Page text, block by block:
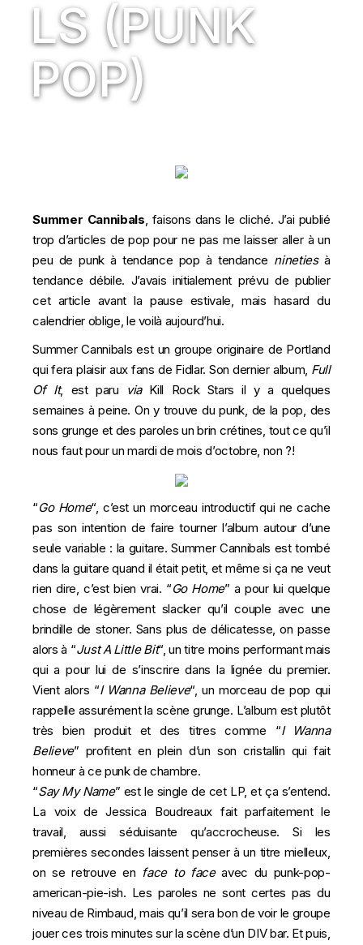
LS (PUNK
POP)
Summer Cannibals, faisons dans le cliché. J’ai publié
trop d’articles de pop pour ne pas me laisser aller à un
peu de punk à tendance pop à tendance ninetiesà
tendance débile. J’avais initialement prévu de publier
cet article avant la pause estivale, mais hasard du
calendrier oblige, le voilà aujourd’hui.
Summer Cannibals est un groupe originaire de Portland
qui fera plaisir aux fans de Fidlar. Son dernier album, Full
Of It, est paru viaKill Rock Stars il y a quelques
semaines à peine. On y trouve du punk, de la pop, des
sons grunge et des paroles un brin crétines, tout ce qu’il
nous faut pour un mardi de mois d’octobre, non ?!
“Go Home“, c’est un morceau introductif qui ne cache
pas son intention de faire tourner l’album autour d’une
seule variable : la guitare. Summer Cannibals est tombé
dans la guitare quand il était petit, et même si ça ne veut
rien dire, c’est bien vrai. “Go Home” a pour lui quelque
chose de légèrement slacker qu’il couple avec une
brindille de stoner. Sans plus de délicatesse, on passe
alors à “Just A Little Bit“, un titre moins performant mais
qui a pour lui de s’inscrire dans la lignée du premier.
Vient alors “I Wanna Believe“, un morceau de pop qui
rappelle assurément la scène grunge. L’album est plutôt
très bien produit et des titres comme “I Wanna
Believe” profitent en plein d’un son cristallin qui fait
honneur à ce punk de chambre.
“Say My Name” est le single de cet LP, et ça s’entend.
La voix de Jessica Boudreaux fait parfaitement le
travail, aussi séduisante qu’accrocheuse. Si les
premières secondes laissent penser à un titre mielleux,
on se retrouve en face to faceavec du punk-pop-
american-pie-ish. Les paroles ne sont certes pas du
niveau de Rimbaud, mais qu’il sera bon de voir le groupe
jouer ces trois minutes sur la scène d’un DIV bar. Et puis,